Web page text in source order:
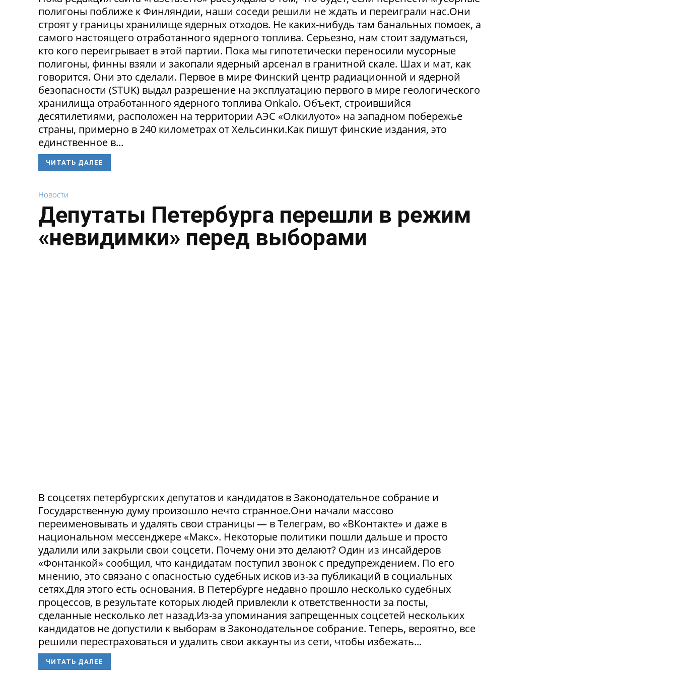
полигоны поближе к Финляндии, наши соседи решили не ждать и переиграли нас.Они
строят у границы хранилище ядерных отходов. Не каких-нибудь там банальных помоек, а
самого настоящего отработанного ядерного топлива. Серьезно, нам стоит задуматься,
кто кого переигрывает в этой партии. Пока мы гипотетически переносили мусорные
полигоны, финны взяли и закопали ядерный арсенал в гранитной скале. Шах и мат, как
говорится. Они это сделали. Первое в мире Финский центр радиационной и ядерной
безопасности (STUK) выдал разрешение на эксплуатацию первого в мире геологического
хранилища отработанного ядерного топлива Onkalo. Объект, строившийся
десятилетиями, расположен на территории АЭС «Олкилуото» на западном побережье
страны, примерно в 240 километрах от Хельсинки.Как пишут финские издания, это
единственное в...
ЧИТАТЬ ДАЛЕЕ
Новости
Депутаты Петербурга перешли в режим
«невидимки» перед выборами
В соцсетях петербургских депутатов и кандидатов в Законодательное собрание и
Государственную думу произошло нечто странное.Они начали массово
переименовывать и удалять свои страницы — в Телеграм, во «ВКонтакте» и даже в
национальном мессенджере «Макс». Некоторые политики пошли дальше и просто
удалили или закрыли свои соцсети. Почему они это делают? Один из инсайдеров
«Фонтанкой» сообщил, что кандидатам поступил звонок с предупреждением. По его
мнению, это связано с опасностью судебных исков из-за публикаций в социальных
сетях.Для этого есть основания. В Петербурге недавно прошло несколько судебных
процессов, в результате которых людей привлекли к ответственности за посты,
сделанные несколько лет назад.Из-за упоминания запрещенных соцсетей нескольких
кандидатов не допустили к выборам в Законодательное собрание. Теперь, вероятно, все
решили перестраховаться и удалить свои аккаунты из сети, чтобы избежать...
ЧИТАТЬ ДАЛЕЕ